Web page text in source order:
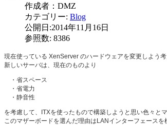
作成者： DMZ
カテゴリー: Blog
公開日:2014年11月16日
参照数: 8386
現在使っている XenServer のハードウェアを変更しよう考
新しいサーバは、現在のものより
・省スペース
・省電力
・静音性
を考慮して、ITXを使ったもので構築しようと思い色々と
このマザーボードを選んだ理由はLANインターフェース